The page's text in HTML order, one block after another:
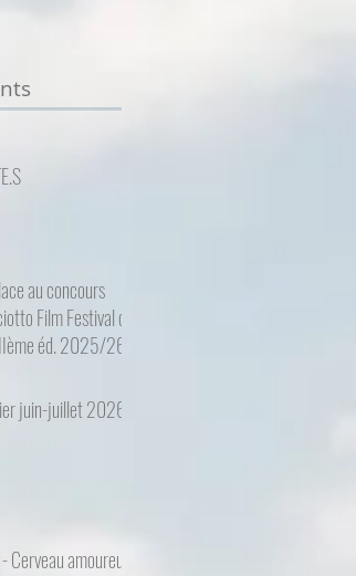
au concours
Film Festival de
éd. 2025/26
juin-juillet 2026
Cerveau amoureux